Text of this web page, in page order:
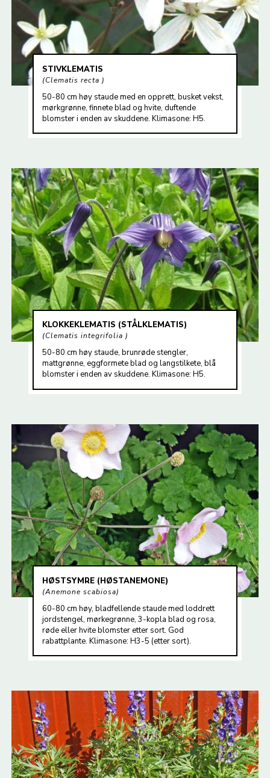
STIVKLEMATIS
Clematis recta
50-80 cm høy staude med en opprett, busket vekst,
mørkgrønne, finnete blad og hvite, duftende
blomster i enden av skuddene. Klimasone: H5.
KLOKKEKLEMATIS (STÅLKLEMATIS)
Clematis integrifolia
50-80 cm høy staude, brunrøde stengler,
mattgrønne, eggformete blad og langstilkete, blå
blomster i enden av skuddene. Klimasone: H5.
HØSTSYMRE (HØSTANEMONE)
Anemone scabiosa
60-80 cm høy, bladfellende staude med loddrett
jordstengel, mørkegrønne, 3-kopla blad og rosa,
røde eller hvite blomster etter sort. God
rabattplante. Klimasone: H3-5 (etter sort).